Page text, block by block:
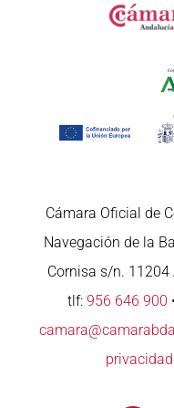
Cámara Oficial de
Navegación de la
Cornisa s/n. 11204
tlf: 956 646 900
privacidad